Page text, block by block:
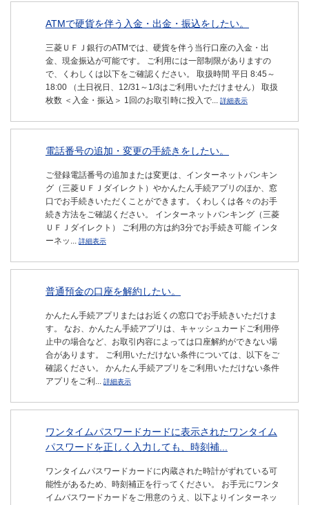
ATMで硬貨を伴う入金・出金・振込をしたい。
三菱ＵＦＪ銀行のATMでは、硬貨を伴う当行口座の入金・出
金、現金振込が可能です。 ご利用には一部制限がありますの
で、くわしくは以下をご確認ください。 取扱時間 平日 8:45～
18:00 （土日祝日、12/31～1/3はご利用いただけません） 取扱
枚数 ＜入金・振込＞ 1回のお取引時に投入で... 詳細表示
電話番号の追加・変更の手続きをしたい。
ご登録電話番号の追加または変更は、インターネットバンキン
グ（三菱ＵＦＪダイレクト）やかんたん手続アプリのほか、窓
口でお手続きいただくことができます。くわしくは各々のお手
続き方法をご確認ください。 インターネットバンキング（三菱
ＵＦＪダイレクト） ご利用の方は約3分でお手続き可能 インタ
ーネッ... 詳細表示
普通預金の口座を解約したい。
かんたん手続アプリまたはお近くの窓口でお手続きいただけま
す。 なお、かんたん手続アプリは、キャッシュカードご利用停
止中の場合など、お取引内容によっては口座解約ができない場
合があります。 ご利用いただけない条件については、以下をご
確認ください。 かんたん手続アプリをご利用いただけない条件
アプリをご利... 詳細表示
ワンタイムパスワードカードに表示されたワンタイム
パスワードを正しく入力しても、時刻補...
ワンタイムパスワードカードに内蔵された時計がずれている可
能性があるため、時刻補正を行ってください。 お手元にワンタ
イムパスワードカードをご用意のうえ、以下よりインターネッ